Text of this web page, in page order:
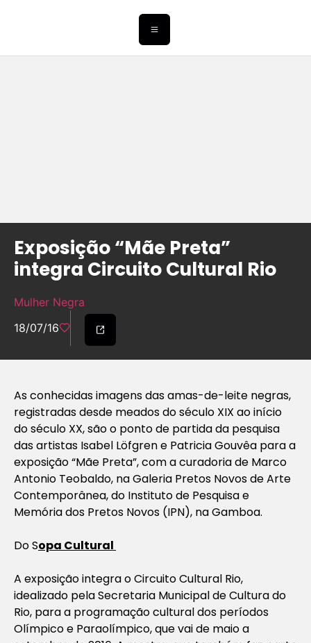
Exposição “Mãe Preta”
integra Circuito Cultural Rio
Mulher Negra
18/07/16
As conhecidas imagens das amas-de-leite negras,
registradas desde meados do século XIX ao início
do século XX, são o ponto de partida da pesquisa
das artistas Isabel Löfgren e Patricia Gouvêa para a
exposição “Mãe Preta”, com a curadoria de Marco
Antonio Teobaldo, na Galeria Pretos Novos de Arte
Contemporânea, do Instituto de Pesquisa e
Memória dos Pretos Novos (IPN), na Gamboa.
Do Sopa Cultural
A exposição integra o Circuito Cultural Rio,
idealizado pela Secretaria Municipal de Cultura do
Rio, para a programação cultural dos períodos
Olímpico e Paraolímpico, que vai de maio a